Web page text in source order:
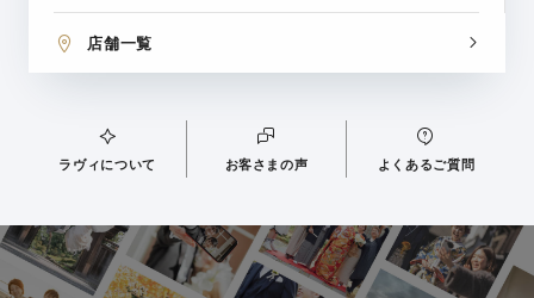
店舗一覧
ラヴィについて お客さまの声 よくあるご質問